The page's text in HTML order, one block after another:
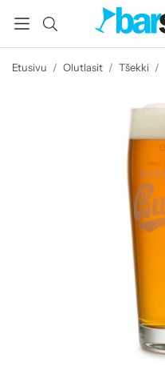
Etusivu / Olutlasit / Tšekki /